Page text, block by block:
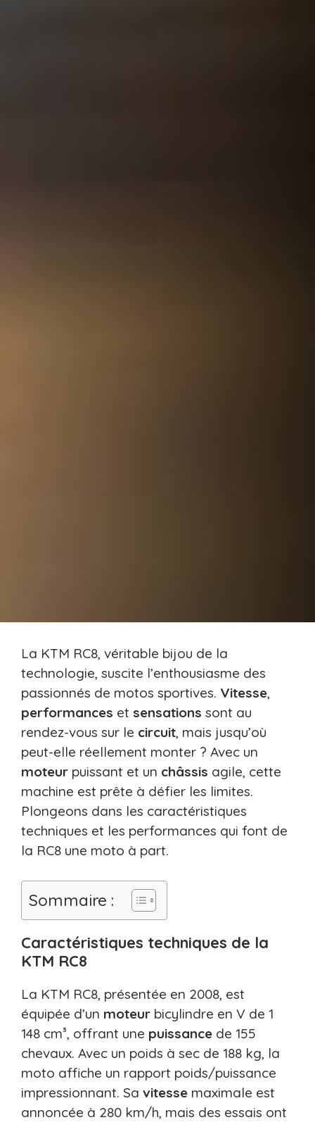
La KTM RC8, véritable bijou de la
technologie, suscite l’enthousiasme des
passionnés de motos sportives. Vitesse,
performances et sensations sont au
rendez-vous sur le circuit, mais jusqu’où
peut-elle réellement monter ? Avec un
moteur puissant et un châssis agile, cette
machine est prête à défier les limites.
Plongeons dans les caractéristiques
techniques et les performances qui font de
la RC8 une moto à part.
Sommaire :
Caractéristiques techniques de la
KTM RC8
La KTM RC8, présentée en 2008, est
équipée d’un moteur bicylindre en V de 1
148 cm³, offrant une puissance de 155
chevaux. Avec un poids à sec de 188 kg, la
moto affiche un rapport poids/puissance
impressionnant. Sa vitesse maximale est
annoncée à 280 km/h, mais des essais ont